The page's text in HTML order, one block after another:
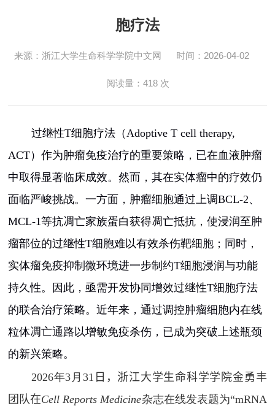
胞疗法
来源：浙江大学生命科学学院中文网 时间：2026-04-02
阅读量： 418 次
过继性T细胞疗法（ Adoptive T cell therapy,
ACT）作为肿瘤免疫治疗的重要策略，已在血液肿瘤
中取得显著临床成效。然而，其在实体瘤中的疗效仍
面临严峻挑战。一方面，肿瘤细胞通过上调BCL-2、
MCL-1等抗凋亡家族蛋白获得凋亡抵抗，使浸润至肿
瘤部位的过继性T细胞难以有效杀伤靶细胞；同时，
实体瘤免疫抑制微环境进一步制约T细胞浸润与功能
持久性。因此，亟需开发协同增效过继性T细胞疗法
的联合治疗策略。近年来，通过调控肿瘤细胞内在线
粒体凋亡通路以增敏免疫杀伤，已成为突破上述瓶颈
的新兴策略。
2026年3 月 31 日，浙江大学生命科学学院金勇丰
团队在Cell Reports Medicine杂志在线发表题为“mRNA